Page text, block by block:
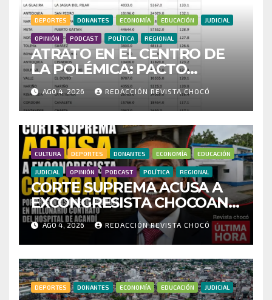
DEPORTES DONANTES ECONOMÍA EDUCACIÓN JUDICIAL
OPINIÓN PODCAST POLÍTICA REGIONAL
ATRATO EN EL CENTRO DE
LA POLÉMICA: PACTO
HISTÓRICO CUESTIONA
CENSO ELECTORAL Y PIDE
INVESTIGAR PRESUNTO
FRAUDE
AGO 4, 2026 REDACCIÓN REVISTA CHOCÓ
CULTURA DEPORTES DONANTES ECONOMÍA EDUCACIÓN
JUDICIAL OPINIÓN PODCAST POLÍTICA REGIONAL
CORTE SUPREMA ACUSA A
EXCONGRESISTA CHOCOANO
POR PRESUNTAS
IRREGULARIDADES EN
MILLONARIO CONTRATO
DEL HOSPITAL DE ACANDÍ
AGO 4, 2026 REDACCIÓN REVISTA CHOCÓ
DEPORTES DONANTES ECONOMÍA EDUCACIÓN JUDICIAL